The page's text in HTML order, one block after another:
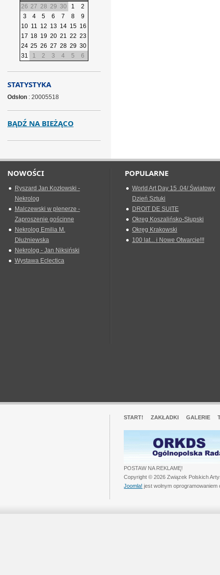
26 27 28 29 30 1
2
3
4 5 6 7 8
9
10 11 12 13 14 15 16
17 18 19 20 21 22 23
24 25 26 27 28 29 30
31
1 2 3 4 5 6
STATYSTYKA
Odsłon: 20005518
BĄDŹ NA BIEŻĄCO
NOWOŚCI
Ryszard Jan Kozłowski -
Nekrolog
Malczewski w plenerze -
Zaproszenie gościnne
Nekrolog Emilia M.
Dłużniewska
Nekrolog - Jan Niksiński
Wystawa Eclectica
POPULARNE
World Art Day 15 .04/ Światowy
Dzień Sztuki
DROIT DE SUITE
Okreg Koszalińsko-Słupski
Okręg Krakowski
100 lat... i Nowe Otwarcie!!!
START! ZAKŁADKI GALERIE
POSTAW NA REKLAMĘ!
Copyright © 2026 Związek Polskich
Joomla! jest wolnym